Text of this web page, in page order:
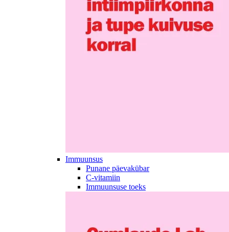
Immuunsus
Punane päevakübar
C-vitamiin
Immuunsuse toeks